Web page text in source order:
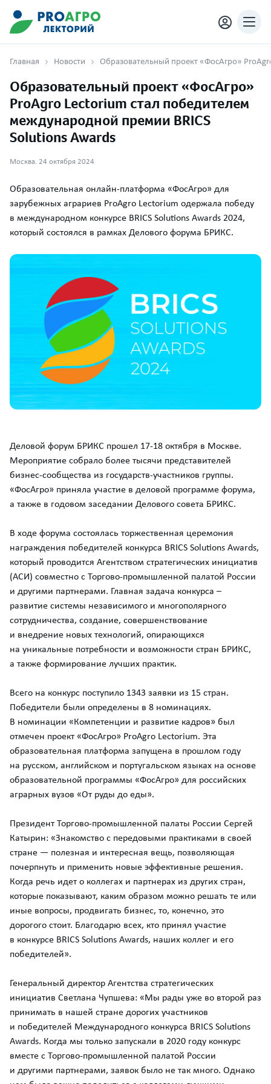
Главная Новости
Образовательный проект «ФосАгро»
ProAgro Lectorium стал победителем
международной премии BRICS
Solutions Awards
Москва. 24 октября 2024
Образовательная онлайн-платформа «ФосАгро» для
зарубежных аграриев ProAgro Lectorium одержала победу
в международном конкурсе BRICS Solutions Awards 2024,
который состоялся в рамках Делового форума БРИКС.
Деловой форум БРИКС прошел 17-18 октября в Москве.
Мероприятие собрало более тысячи представителей
бизнес-сообщества из государств-участников группы.
«ФосАгро» приняла участие в деловой программе форума,
а также в годовом заседании Делового совета БРИКС.
В ходе форума состоялась торжественная церемония
награждения победителей конкурса BRICS Solutions Awards,
который проводится Агентством стратегических инициатив
(АСИ) совместно с Торгово-промышленной палатой России
и другими партнерами. Главная задача конкурса –
развитие системы независимого и многополярного
сотрудничества, создание, совершенствование
и внедрение новых технологий, опирающихся
на уникальные потребности и возможности стран БРИКС,
а также формирование лучших практик.
Всего на конкурс поступило 1343 заявки из 15 стран.
Победители были определены в 8 номинациях.
В номинации «Компетенции и развитие кадров» был
отмечен проект «ФосАгро» ProAgro Lectorium. Эта
образовательная платформа запущена в прошлом году
на русском, английском и португальском языках на основе
образовательной программы «ФосАгро» для российских
аграрных вузов «От руды до еды».
Президент Торгово-промышленной палаты России Сергей
Катырин: «Знакомство с передовыми практиками в своей
стране — полезная и интересная вещь, позволяющая
почерпнуть и применить новые эффективные решения.
Когда речь идет о коллегах и партнерах из других стран,
которые показывают, каким образом можно решать те или
иные вопросы, продвигать бизнес, то, конечно, это
дорогого стоит. Благодарю всех, кто принял участие
в конкурсе BRICS Solutions Awards, наших коллег и его
победителей».
Генеральный директор Агентства стратегических
инициатив Светлана Чупшева: «Мы рады уже во второй раз
принимать в нашей стране дорогих участников
и победителей Международного конкурса BRICS Solutions
Awards. Когда мы только запускали в 2020 году конкурс
вместе с Торгово-промышленной палатой России
и другими партнерами, заявок было не так много. Однако